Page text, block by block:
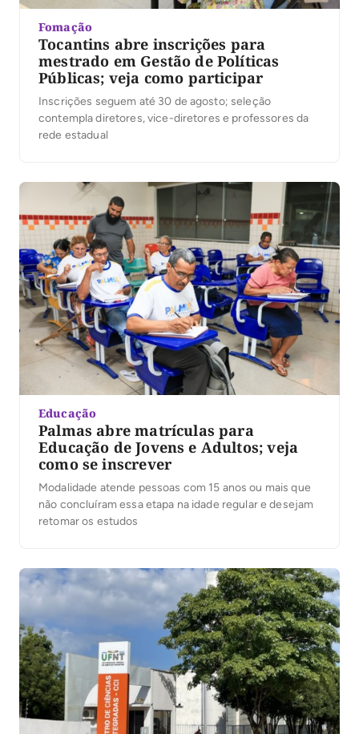
Fomação
Tocantins abre inscrições para
mestrado em Gestão de Políticas
Públicas; veja como participar
Inscrições seguem até 30 de agosto; seleção
contempla diretores, vice-diretores e professores da
rede estadual
Educação
Palmas abre matrículas para
Educação de Jovens e Adultos; veja
como se inscrever
Modalidade atende pessoas com 15 anos ou mais que
não concluíram essa etapa na idade regular e desejam
retomar os estudos